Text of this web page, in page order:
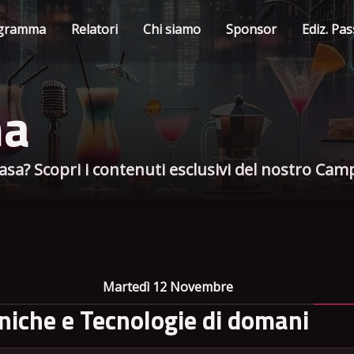
Relatori Chi siamo Sponsor Ediz.
Scopri i contenuti esclusivi del nostro
Martedì 12 Novembre
e Tecnologie di domani